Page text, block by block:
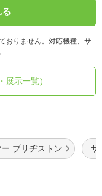
おりません。対応機種、サ
展示一覧）
ブリヂストン サ